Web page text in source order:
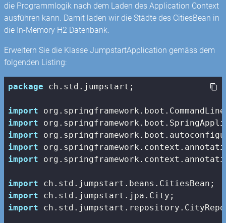
die Programmlogik nach dem Laden des Application Context
ausführen kann. Damit laden wir die Städte des CitiesBean in
die In-Memory H2 Datenbank.
Erweitern Sie die Klasse JumpstartApplication gemäss dem
folgenden Listing:
package ch.std.jumpstart;
import
import
import
import
import
import
import
import